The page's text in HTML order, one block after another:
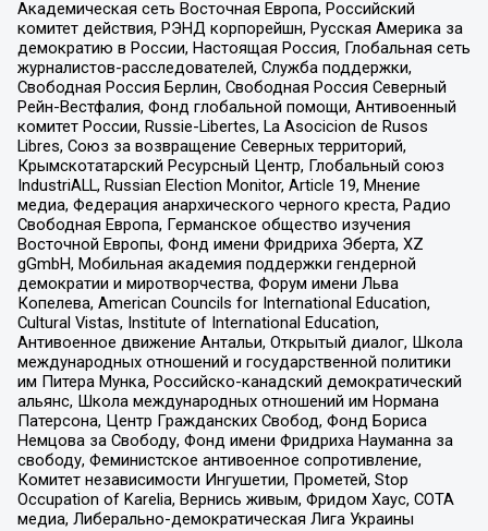
Академическая сеть Восточная Европа, Российский
комитет действия, РЭНД корпорейшн, Русская Америка за
демократию в России, Настоящая Россия, Глобальная сеть
журналистов-расследователей, Служба поддержки,
Свободная Россия Берлин, Свободная Россия Северный
Рейн-Вестфалия, Фонд глобальной помощи, Антивоенный
комитет России, Russie-Libertes, La Asocicion de Rusos
Libres, Союз за возвращение Северных территорий,
Крымскотатарский Ресурсный Центр, Глобальный союз
IndustriALL, Russian Election Monitor, Article 19, Мнение
медиа, Федерация анархического черного креста, Радио
Свободная Европа, Германское общество изучения
Восточной Европы, Фонд имени Фридриха Эберта, XZ
gGmbH, Мобильная академия поддержки гендерной
демократии и миротворчества, Форум имени Льва
Копелева, American Councils for International Education,
Cultural Vistas, Institute of International Education,
Антивоенное движение Антальи, Открытый диалог, Школа
международных отношений и государственной политики
им Питера Мунка, Российско-канадский демократический
альянс, Школа международных отношений им Нормана
Патерсона, Центр Гражданских Свобод, Фонд Бориса
Немцова за Свободу, Фонд имени Фридриха Науманна за
свободу, Феминистское антивоенное сопротивление,
Комитет независимости Ингушетии, Прометей, Stop
Occupation of Karelia, Вернись живым, Фридом Хаус, СОТА
медиа, Либерально-демократическая Лига Украины